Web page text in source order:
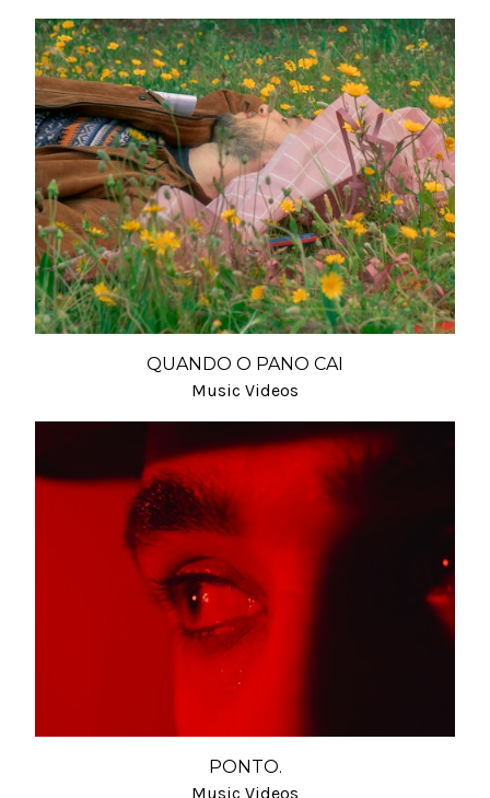
QUANDO O PANO CAI
Music Videos
PONTO.
Music Videos